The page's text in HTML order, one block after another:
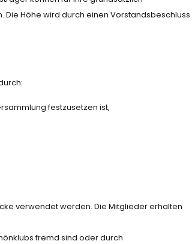
Höhe wird durch einen Vorstandsbeschluss
festzusetzen ist,
verwendet werden. Die Mitglieder erhalten
fremd sind oder durch